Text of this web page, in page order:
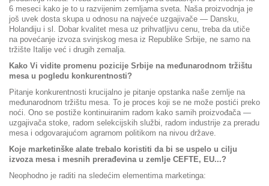
6 meseci kako je to u razvijenim zemljama sveta. Naša proizvodnja je
još uvek dosta skupa u odnosu na najveće uzgajivače — Dansku,
Holandiju i sl. Dobar kvalitet mesa uz prihvatljivu cenu, treba da utiče
na povećanje izvoza svinjskog mesa iz Republike Srbije, ne samo na
tržište Italije već i drugih zemalja.
Kako Vi vidite promenu pozicije Srbije na međunarodnom tržištu
mesa u pogledu konkurentnosti?
Pitanje konkurentnosti krucijalno je pitanje opstanka naše zemlje na
međunarodnom tržištu mesa. To je proces koji se ne može postići preko
noći. Ono se postiže kontinuiranim radom kako samih proizvođača —
uzgajivača stoke, radom selekcijskih službi, radom industrije za preradu
mesa i odgovarajućom agrarnom politikom na nivou države.
Koje marketinške alate trebalo koristiti da bi se uspelo u cilju
izvoza mesa i mesnih prerađevina u zemlje CEFTE, EU...?
Neophodno je raditi na sledećim elementima marketinga: